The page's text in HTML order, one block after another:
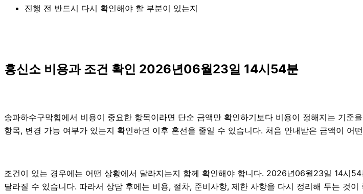
진행 전 반드시 다시 확인해야 할 부분이 있는지
흥신소 비용과 조건 확인 2026년06월23일 14시54분
송파하수구막힘에서 비용이 중요한 항목이라면 단순 금액만 확인하기보다 비용이 정해지는 기
항목, 변경 가능 여부가 있는지 확인하면 이후 혼선을 줄일 수 있습니다. 처음 안내받은 금액이 어
조건이 있는 경우에는 어떤 상황에서 달라지는지 함께 확인해야 합니다. 2026년06월23일 14시
달라질 수 있습니다. 따라서 상담 후에는 비용, 절차, 준비사항, 제한 사항을 다시 정리해 두는 것이